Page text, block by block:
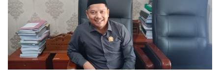
Dorong IKM Murung Raya Naik Kelas
Desember 05, 2025